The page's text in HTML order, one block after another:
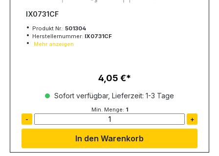
IX0731CF
Produkt Nr.: 501304
Herstellernummer: IX0731CF
Mehr anzeigen
Regulärer Preis:
4,05 €
Sofort verfügbar, Lieferzeit: 1-3 Tage
Min. Menge: 1
- +
In den Warenkorb